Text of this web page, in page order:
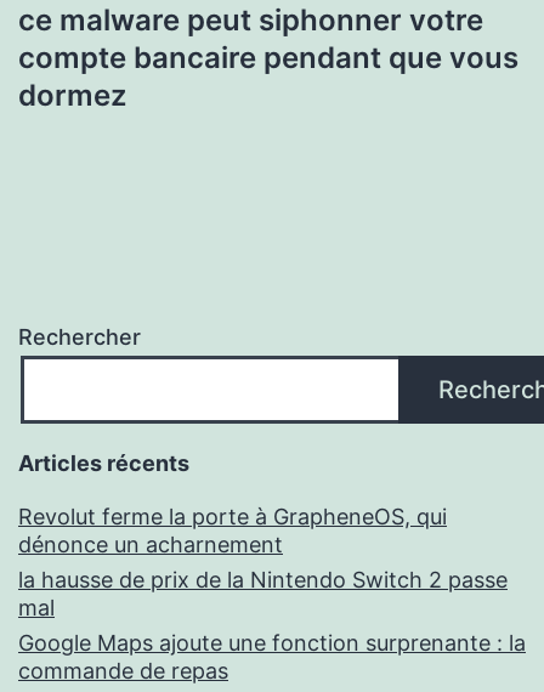
ce malware peut siphonner votre
compte bancaire pendant que vous
dormez
Rechercher
Articles récents
Revolut ferme la porte à GrapheneOS, qui
dénonce un acharnement
la hausse de prix de la Nintendo Switch 2 passe
mal
Google Maps ajoute une fonction surprenante : la
commande de repas